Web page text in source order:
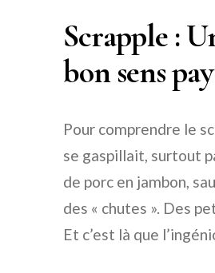
Scrapple :
bon sens
Pour comprendre le
se gaspillait, surtout
de porc en jambon,
des « chutes ». Des
Et c’est là que